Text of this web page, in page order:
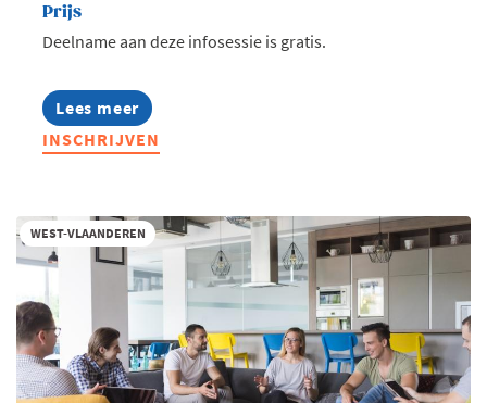
Prijs
Deelname aan deze infosessie is gratis.
Lees meer
about
Infosessie:
MBA
INSCHRIJVEN
WEST-VLAANDEREN